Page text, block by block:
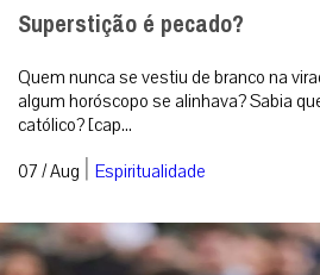
Superstição é pecado?
Quem nunca se vestiu de branco na
algum horóscopo se alinhava? Sabia
católico? [cap...
07 / Aug | Espiritualidade